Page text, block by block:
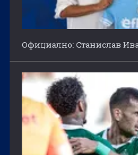
Официално: Станислав